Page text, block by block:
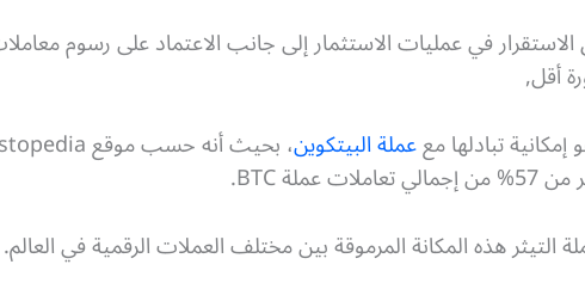
في عمليات الاستثمار إلى جانب الاعتماد على رسوم
أقل,
تبادلها مععملة البيتكوين
هذه المكانة المرموقة بين مختلف العملات الرقمية في العالم.